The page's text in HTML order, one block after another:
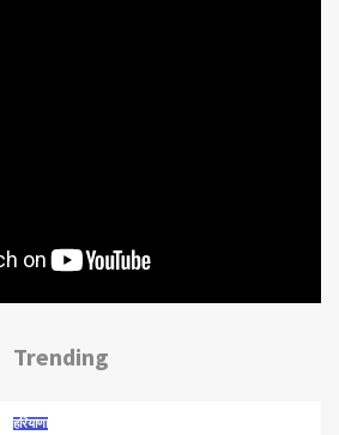
Trending
हरियाणा